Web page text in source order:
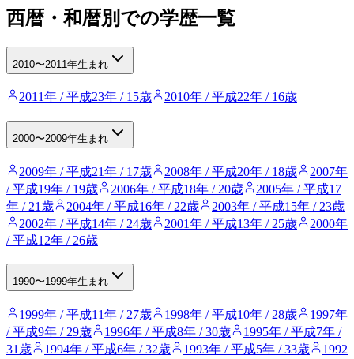
西暦・和暦別での学歴一覧
2010〜2011年生まれ
2011年 / 平成23年 / 15歳 2010年 / 平成22年 / 16歳
2000〜2009年生まれ
2009年 / 平成21年 / 17歳 2008年 / 平成20年 / 18歳
2007年
/ 平成19年 / 19歳
2006年 / 平成18年 / 20歳
2005年 / 平成17
年 / 21歳
2004年 / 平成16年 / 22歳
2003年 / 平成15年 / 23歳
2002年 / 平成14年 / 24歳
2001年 / 平成13年 / 25歳
2000年
/ 平成12年 / 26歳
1990〜1999年生まれ
1999年 / 平成11年 / 27歳 1998年 / 平成10年 / 28歳
1997年
/ 平成9年 / 29歳
1996年 / 平成8年 / 30歳
1995年 / 平成7年 /
31歳
1994年 / 平成6年 / 32歳 1993年 / 平成5年 / 33歳
1992